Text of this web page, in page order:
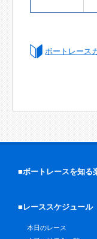
ボートレース
■ボートレースを知る
■レーススケジュール
本日のレース